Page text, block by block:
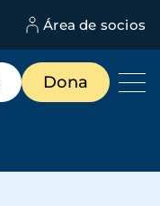
Área de socios
Dona